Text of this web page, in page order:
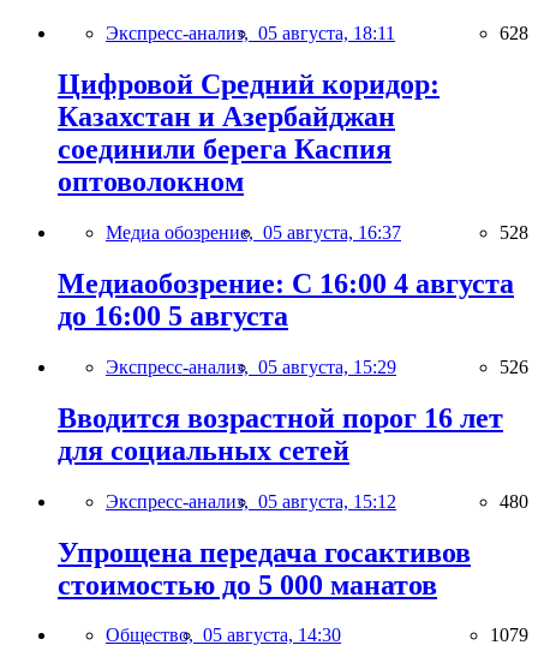
Экспресс-анализ, 05 августа, 18:11 628
Цифровой Средний коридор:
Казахстан и Азербайджан
соединили берега Каспия
оптоволокном
Медиа обозрение, 05 августа, 16:37 528
Медиаобозрение: С 16:00 4 августа
до 16:00 5 августа
Экспресс-анализ, 05 августа, 15:29 526
Вводится возрастной порог 16 лет
для социальных сетей
Экспресс-анализ, 05 августа, 15:12 480
Упрощена передача госактивов
стоимостью до 5 000 манатов
Общество, 05 августа, 14:30 1079